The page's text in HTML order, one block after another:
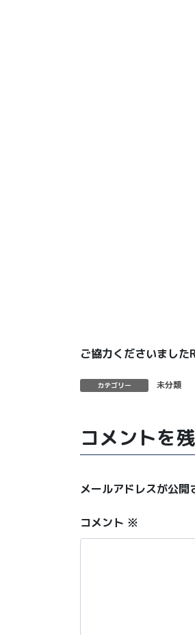
ご協力くださいました
カテゴリー 未分類
コメントを
メールアドレスが公開
コメント ※